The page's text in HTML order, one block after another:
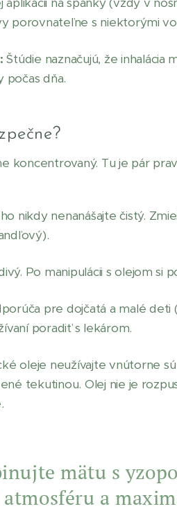
porovnateľne s niektorými
Štúdie naznačujú, že
počas dňa.
koncentrovaný. Tu je pár
nikdy nenanášajte čistý.
Po manipulácii s olejom si
pre dojčatá a malé
poradiť s lekárom.
oleje neužívajte vnútorne
tekutinou. Olej nie je
mätu s
a